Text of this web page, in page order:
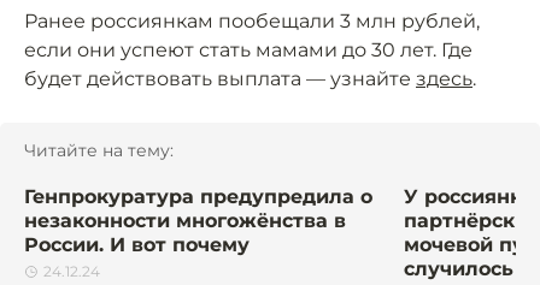
Ранее россиянкам пообещали 3 млн рублей,
если они успеют стать мамами до 30 лет. Где
будет действовать выплата — узнайте здесь.
Читайте на тему:
Генпрокуратура предупредила о
незаконности многожёнства в
России. И вот почему
24.12.24
У
мочевой
случилось